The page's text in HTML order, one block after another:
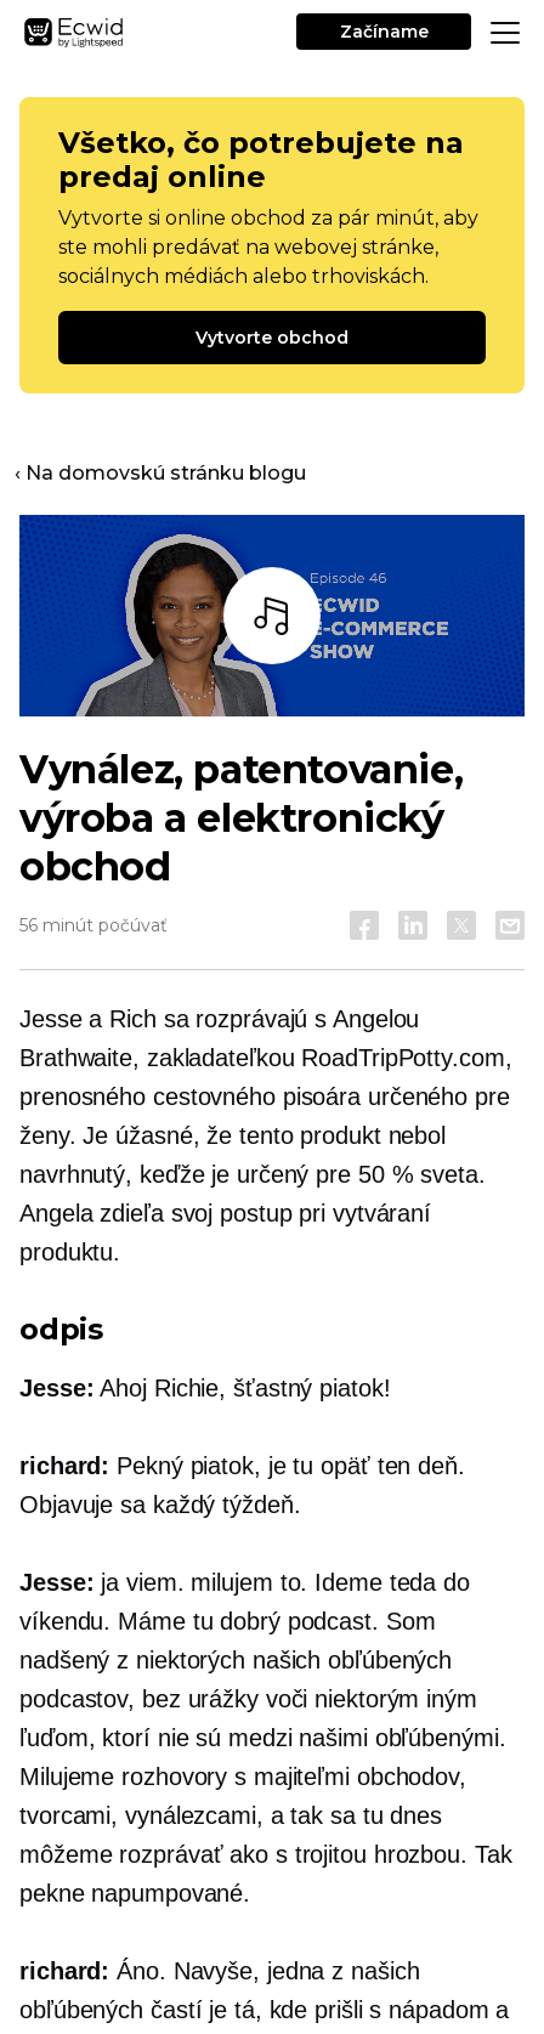
Začíname
Všetko, čo potrebujete na
predaj online
Vytvorte si online obchod za pár minút, aby
ste mohli predávať na webovej stránke,
sociálnych médiách alebo trhoviskách.
Vytvorte obchod
‹ Na domovskú stránku blogu
počúvať
Vynález, patentovanie,
výroba a elektronický
obchod
56 minút počúvať
Jesse a Rich sa rozprávajú s Angelou
Brathwaite, zakladateľkou RoadTripPotty.com,
prenosného cestovného pisoára určeného pre
ženy. Je úžasné, že tento produkt nebol
navrhnutý, keďže je určený pre 50 % sveta.
Angela zdieľa svoj postup pri vytváraní
produktu.
odpis
Jesse: Ahoj Richie, šťastný piatok!
richard: Pekný piatok, je tu opäť ten deň.
Objavuje sa každý týždeň.
Jesse: ja viem. milujem to. Ideme teda do
víkendu. Máme tu dobrý podcast. Som
nadšený z niektorých našich obľúbených
podcastov, bez urážky voči niektorým iným
ľuďom, ktorí nie sú medzi našimi obľúbenými.
Milujeme rozhovory s majiteľmi obchodov,
tvorcami, vynálezcami, a tak sa tu dnes
môžeme rozprávať ako s trojitou hrozbou. Tak
pekne napumpované.
richard: Áno. Navyše, jedna z našich
obľúbených častí je tá, kde prišli s nápadom a